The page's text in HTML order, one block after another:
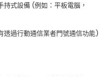
式設備 (例如：平板電腦，
過行動通信業者門號通信功能)